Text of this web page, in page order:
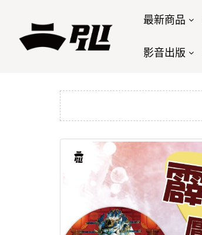
最新商品
影音出版